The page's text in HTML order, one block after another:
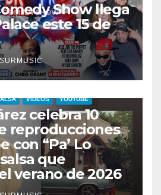
Show llega
este 15 de
VIDEOS YOUTUBE
celebra 10
reproducciones
con “Pa’ Lo
que
verano de 2026
TALENTO ZULIANO